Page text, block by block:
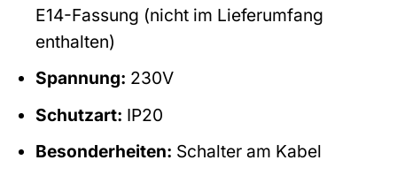
E14-Fassung (nicht im Lieferumfang
enthalten)
Spannung: 230V
Schutzart: IP20
Besonderheiten: Schalter am Kabel